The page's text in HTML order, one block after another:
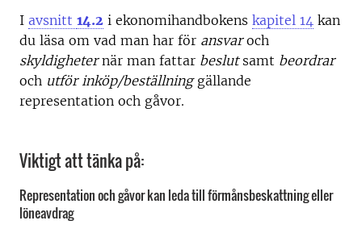
I avsnitt 14.2 i ekonomihandbokens kapitel 14 kan
du läsa om vad man har för ansvaroch
skyldigheternär man fattar beslut samt beordrar
och utför inköp/beställninggällande
representation och gåvor.
Viktigt att tänka på:
Representation och gåvor kan leda till förmånsbeskattning eller
löneavdrag